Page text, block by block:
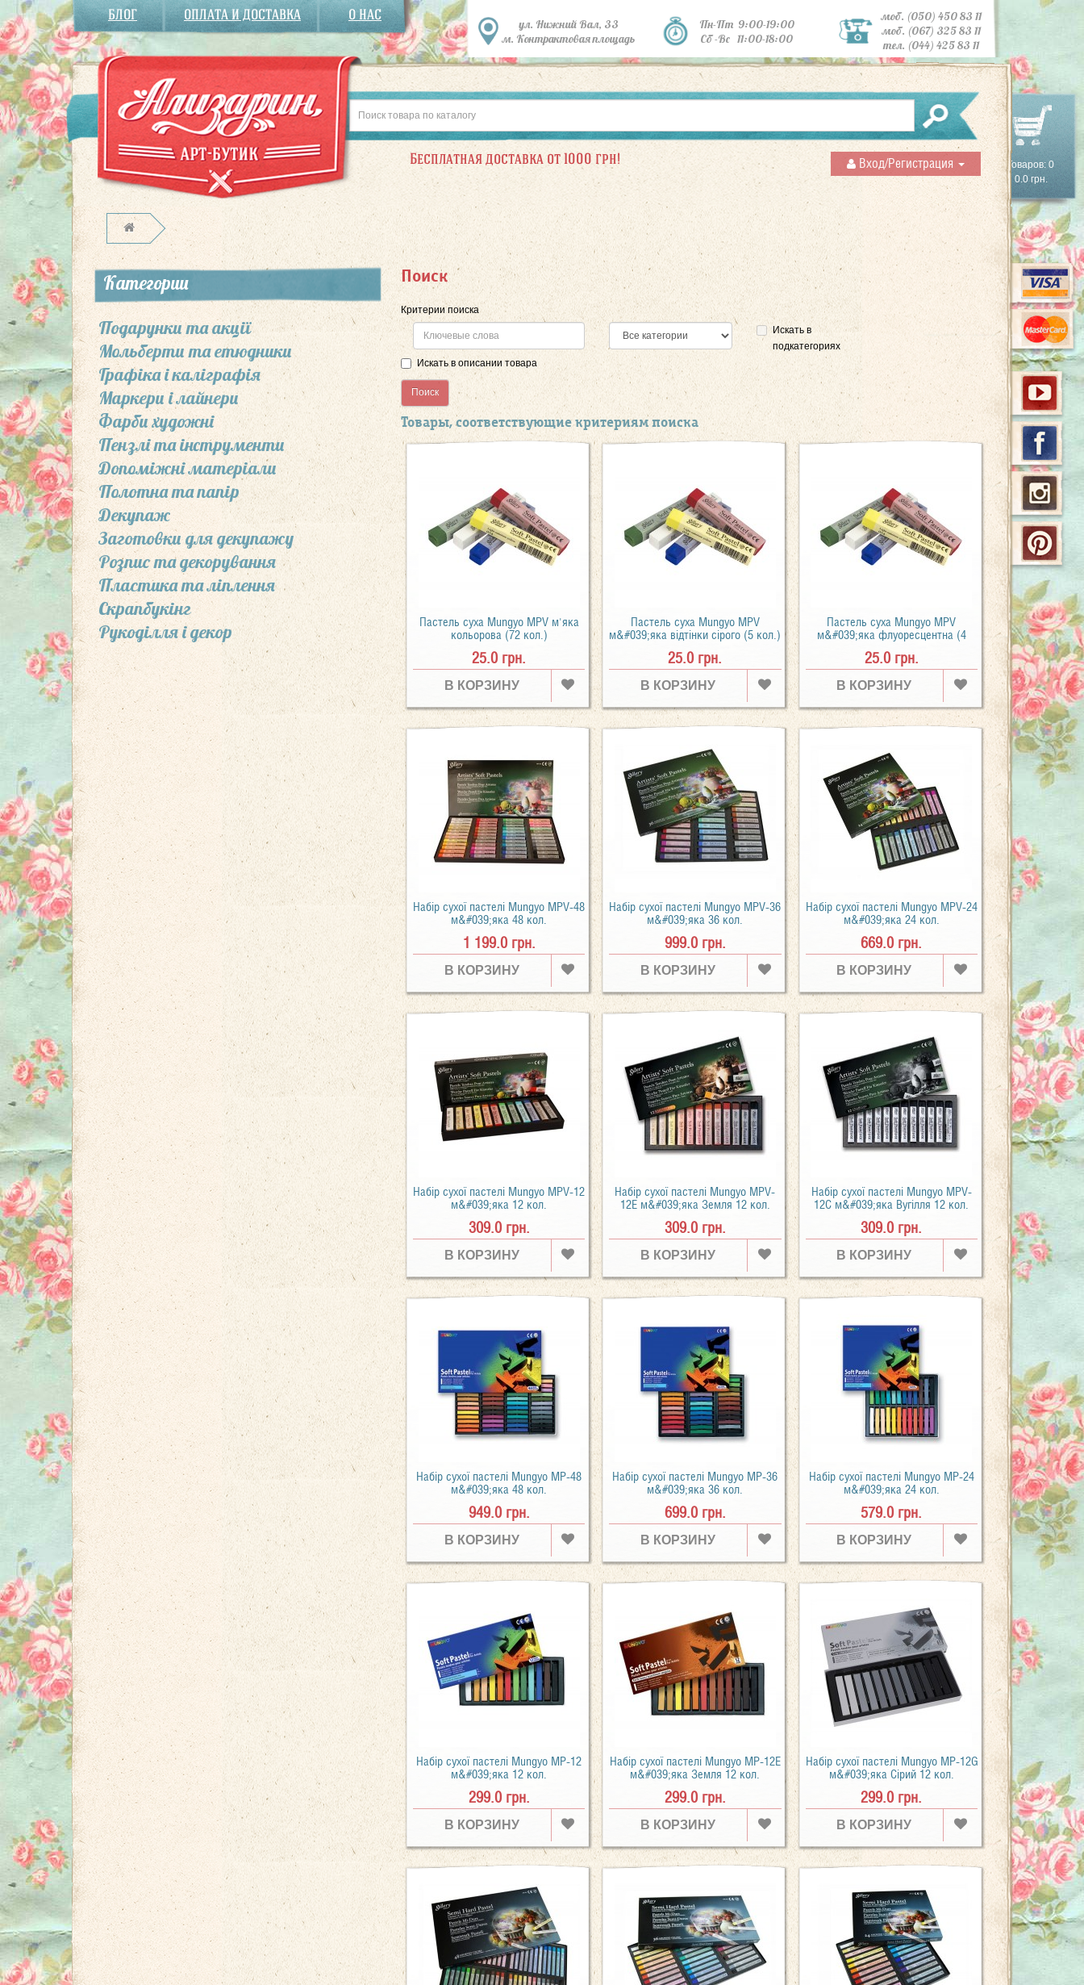
БЛОГ ОПЛАТА И ДОСТАВКА О НАС
ул. Нижний Вал, 33
м. Контрактовая площадь
Пн-Пт 9:00-19:00
Сб -Вс 11:00-18:00
моб. (050) 450 83 11
моб. (067) 325 83 11
тел. (044) 425 83 11
Товаров: 0
0.0 грн.
Бесплатная доставка от 1000 грн! Вход/Регистрация
Категории
Подарунки та акції
Мольберти та етюдники
Графіка і каліграфія
Маркери і лайнери
Фарби художні
Пензлі та інcтрументи
Допоміжні матеріали
Полотна та папір
Декупаж
Заготовки для декупажу
Розпис та декорування
Пластика та ліплення
Скрапбукінг
Рукоділля і декор
Поиск
Критерии поиска
Искать в
подкатегориях
Искать в описании товара
Товары, соответствующие критериям поиска
Пастель суха Mungyo MPV м'яка
кольорова (72 кол.)
25.0 грн.
В КОРЗИНУ
Пастель суха Mungyo MPV
м&#039;яка відтінки сірого (5 кол.)
25.0 грн.
В КОРЗИНУ
Пастель суха Mungyo MPV
м&#039;яка флуоресцентна (4
25.0 грн.
В КОРЗИНУ
Набір сухої пастелі Mungyo MPV-48
м&#039;яка 48 кол.
1 199.0 грн.
В КОРЗИНУ
Набір сухої пастелі Mungyo MPV-36
м&#039;яка 36 кол.
999.0 грн.
В КОРЗИНУ
Набір сухої пастелі Mungyo MPV-24
м&#039;яка 24 кол.
669.0 грн.
В КОРЗИНУ
Набір сухої пастелі Mungyo MPV-12
м&#039;яка 12 кол.
309.0 грн.
В КОРЗИНУ
Набір сухої пастелі Mungyo MPV-
12E м&#039;яка Земля 12 кол.
309.0 грн.
В КОРЗИНУ
Набір сухої пастелі Mungyo MPV-
12C м&#039;яка Вугілля 12 кол.
309.0 грн.
В КОРЗИНУ
Набір сухої пастелі Mungyo MP-48
м&#039;яка 48 кол.
949.0 грн.
В КОРЗИНУ
Набір сухої пастелі Mungyo MP-36
м&#039;яка 36 кол.
699.0 грн.
В КОРЗИНУ
Набір сухої пастелі Mungyo MP-24
м&#039;яка 24 кол.
579.0 грн.
В КОРЗИНУ
Набір сухої пастелі Mungyo MP-12
м&#039;яка 12 кол.
299.0 грн.
В КОРЗИНУ
Набір сухої пастелі Mungyo MP-12E
м&#039;яка Земля 12 кол.
299.0 грн.
В КОРЗИНУ
Набір сухої пастелі Mungyo MP-12G
м&#039;яка Сірий 12 кол.
299.0 грн.
В КОРЗИНУ